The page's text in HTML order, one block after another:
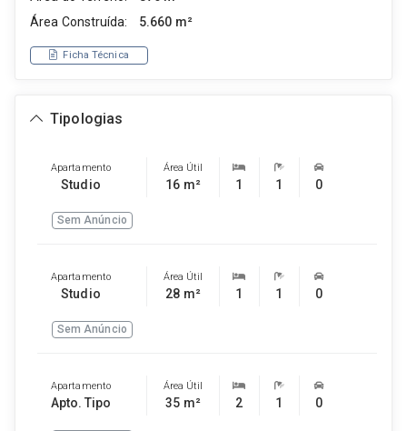
Área Construída:
5.660 m²
Ficha Técnica
Tipologias
Apartamento
Studio
Área Útil
16 m² 1 1 0
Sem Anúncio
Apartamento
Studio
Área Útil
28 m² 1 1 0
Sem Anúncio
Apartamento
Apto. Tipo
Área Útil
35 m² 2 1 0